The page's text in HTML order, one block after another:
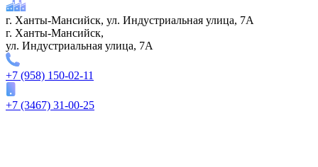
г. Ханты-Мансийск, ул. Индустриальная улица, 7А
г. Ханты-Мансийск,
ул. Индустриальная улица, 7А
+7 (958) 150-02-11
+7 (3467) 31-00-25